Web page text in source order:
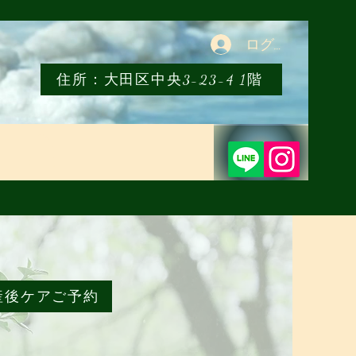
ログイン
住所：大田区中央3-23-4 1階
後ケアご予約